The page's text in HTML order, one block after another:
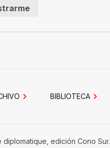
BIBLIOTECA
edición Cono Sur.